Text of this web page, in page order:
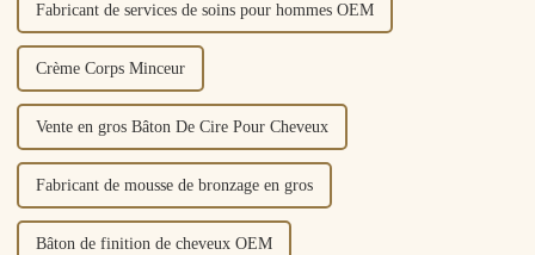
Fabricant de services de soins pour hommes OEM
Crème Corps Minceur
Vente en gros Bâton De Cire Pour Cheveux
Fabricant de mousse de bronzage en gros
Bâton de finition de cheveux OEM